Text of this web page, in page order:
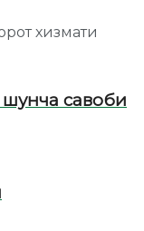
хизмати
савоби